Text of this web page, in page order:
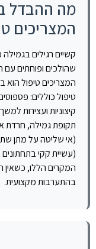
מה ההבדל
המצריכים
קשיים רגילים
שהולכים ופוחתים עם
המצריכים טיפול הוא
טיפול כוללים:
קיצוניות ועצירות
תקופת גמילה, חרדת
(אי שליטה על מתן
המקרים הללו, כשאין
בהתערבות מקצועית.